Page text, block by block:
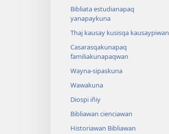
Bibliata estudianapaq
yanapaykuna
Thaj kausay kusisqa kausaypiwan
Casarasqakunapaq
familiakunapaqwan
Wayna-sipaskuna
Wawakuna
Diospi iñiy
Bibliawan cienciawan
Historiawan Bibliawan